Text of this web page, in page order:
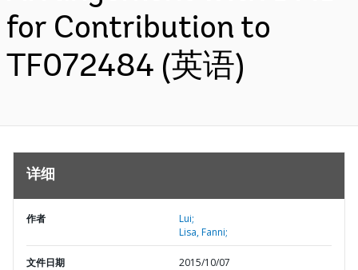
for Contribution to
TF072484 (英语)
详细
作者
Lui;
Lisa, Fanni;
文件日期 2015/10/07